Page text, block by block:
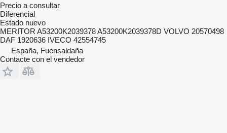
Precio a consultar
Diferencial
Estado nuevo
MERITOR A53200K2039378 A53200K2039378D VOLVO 20570498
DAF 1920636 IVECO 42554745
España, Fuensaldaña
Contacte con el vendedor